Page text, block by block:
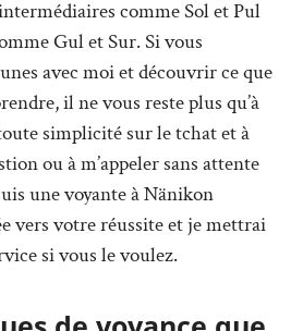
comme Sol et Pul
Gul et Sur. Si vous
avec moi et découvrir ce que
il ne vous reste plus qu’à
simplicité sur le tchat et à
ou à m’appeler sans attente
une voyante à Nänikon
vers votre réussite et je mettrai
si vous le voulez.